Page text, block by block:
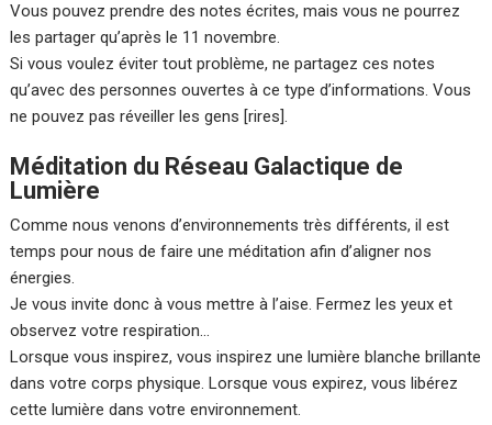
Vous pouvez prendre des notes écrites, mais vous ne pourrez
les partager qu’après le 11 novembre.
Si vous voulez éviter tout problème, ne partagez ces notes
qu’avec des personnes ouvertes à ce type d’informations. Vous
ne pouvez pas réveiller les gens [rires].
Méditation du Réseau Galactique de
Lumière
Comme nous venons d’environnements très différents, il est
temps pour nous de faire une méditation afin d’aligner nos
énergies.
Je vous invite donc à vous mettre à l’aise. Fermez les yeux et
observez votre respiration…
Lorsque vous inspirez, vous inspirez une lumière blanche brillante
dans votre corps physique. Lorsque vous expirez, vous libérez
cette lumière dans votre environnement.